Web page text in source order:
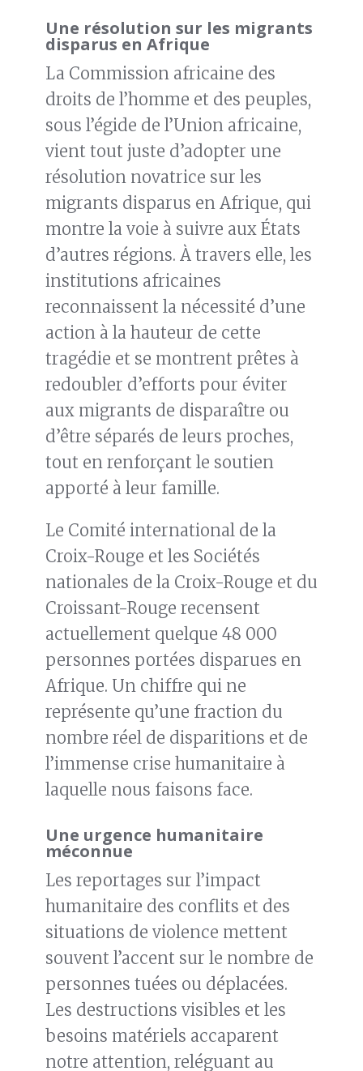
Une résolution sur les migrants
disparus en Afrique
La Commission africaine des
droits de l’homme et des peuples,
sous l’égide de l’Union africaine,
vient tout juste d’adopter une
résolution novatrice sur les
migrants disparus en Afrique, qui
montre la voie à suivre aux États
d’autres régions. À travers elle, les
institutions africaines
reconnaissent la nécessité d’une
action à la hauteur de cette
tragédie et se montrent prêtes à
redoubler d’efforts pour éviter
aux migrants de disparaître ou
d’être séparés de leurs proches,
tout en renforçant le soutien
apporté à leur famille.
Le Comité international de la
Croix-Rouge et les Sociétés
nationales de la Croix-Rouge et du
Croissant-Rouge recensent
actuellement quelque 48 000
personnes portées disparues en
Afrique. Un chiffre qui ne
représente qu’une fraction du
nombre réel de disparitions et de
l’immense crise humanitaire à
laquelle nous faisons face.
Une urgence humanitaire
méconnue
Les reportages sur l’impact
humanitaire des conflits et des
situations de violence mettent
souvent l’accent sur le nombre de
personnes tuées ou déplacées.
Les destructions visibles et les
besoins matériels accaparent
notre attention, reléguant au